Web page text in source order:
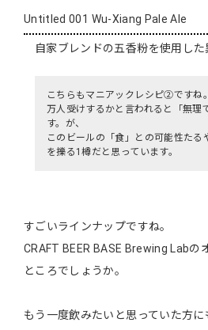
Untitled 001 Wu-Xiang Pale Ale
自家ブレンドの五香粉を使用した
こちらもマニアックレシピ②ですね。
万人受けするかと言われると「無理
す。が、
このビールの「食」との可能性たる
を擽る1樽だと思っています。
すごいラインナップですね。
CRAFT BEER BASE Brewing Labの
ところでしょうか。
もう一度飲みたいと思っていた方に